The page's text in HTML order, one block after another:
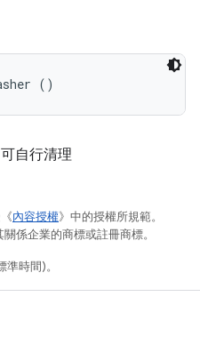
()
自行清理
內容授權》中的授權所規範。
係企業的商標或註冊商標。
時間)。